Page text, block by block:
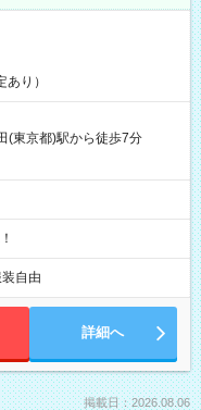
り）
(東京都)駅から徒歩7分
装自由
詳細へ
掲載日：2026.08.06